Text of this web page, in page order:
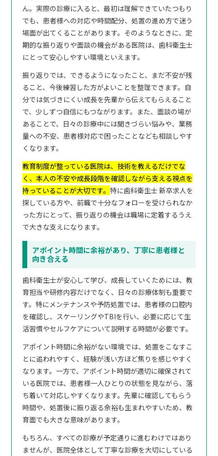
ん。実際の診療に入ると、最初は理解できていたつもり
でも、患者様への対応や時間配分、処置の進め方で迷う
場面が出てくることがあります。そのようなときに、定
期的な振り返りや面談の機会がある医院は、歯科衛生士
にとって安心しやすい環境といえます。
振り返りでは、できるようになったこと、まだ不安が残
ること、今後練習した方がよいことを整理できます。自
分では気づきにくい成長を先輩から伝えてもらえること
で、少しずつ自信にもつながります。また、面談の場が
あることで、日々の診療中には聞きづらい悩みや、業務
量への不安、患者様対応で困ったことなども相談しやす
くなります。
教育制度が整っている医院は、技術を教えるだけでな
く、本人の不安や成長段階を確認しながら支える視点を
持っていることが大切です。特に歯科衛生士 新卒求人を
探している方や、前職で十分なフォローを受けられなか
った方にとって、振り返りの機会は職場に定着するうえ
で大きな支えになります。
アポイント時間に余裕があり、丁寧に患者様と
向き合える
歯科衛生士が安心して学び、成長していくためには、教
育担当や研修内容だけでなく、日々の診療体制も重要で
す。特にメンテナンスや予防処置では、患者様の口腔内
を確認し、スケーリングやTBIを行い、必要に応じて生
活習慣やセルフケアについて説明する時間が必要です。
アポイント時間に余裕がない環境では、処置をこなすこ
とに追われやすく、経験が浅い方ほど焦りを感じやすく
なります。一方で、アポイント時間が適切に確保されて
いる医院では、患者様一人ひとりの状態を見ながら、落
ち着いて対応しやすくなります。先輩に確認してもらう
時間や、処置後に振り返る余裕も生まれやすいため、教
育面でも大きな意味があります。
もちろん、すべての診療が予定通りに進むわけではあり
ませんが、医院全体として丁寧な診療を大切にしている